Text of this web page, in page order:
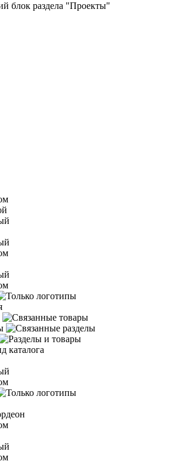
блок раздела "Проекты"